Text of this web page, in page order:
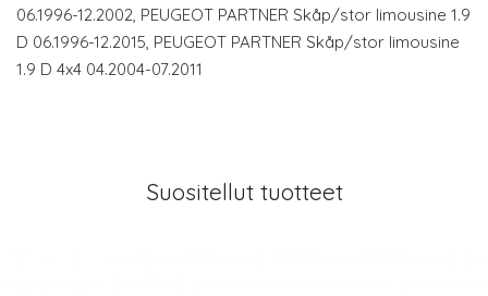
06.1996-12.2002, PEUGEOT PARTNER Skåp/stor limousine 1.9
D 06.1996-12.2015, PEUGEOT PARTNER Skåp/stor limousine
1.9 D 4x4 04.2004-07.2011
Suositellut tuotteet